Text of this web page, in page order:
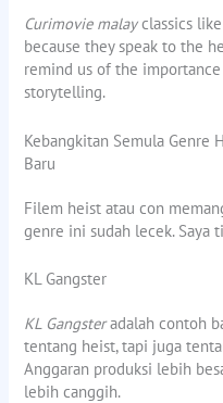
Curimovie malayclassics
because they speak to the
remind us of the
storytelling.
Kebangkitan Semula Genre
Baru
Filem heist atau con
genre ini sudah lecek. Saya
KL Gangster
KL Gangsteradalah contoh
tentang heist, tapi juga
Anggaran produksi lebih
lebih canggih.